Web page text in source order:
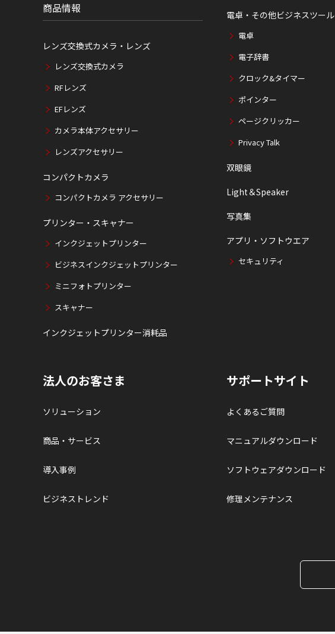
商品情報
レンズ交換式カメラ・レンズ
レンズ交換式カメラ
RFレンズ
EFレンズ
カメラ本体アクセサリー
レンズアクセサリー
コンパクトカメラ
コンパクトカメラ アクセサリー
プリンター・スキャナー
インクジェットプリンター
ビジネスインクジェットプリンター
ミニフォトプリンター
スキャナー
インクジェットプリンター消耗品
電卓・その他ビジネスツール
電卓
電子辞書
クロック&タイマー
ポインター
ページクリッカー
Privacy Talk
双眼鏡
Light＆Speaker
写真集
アプリ・ソフトウエア
セキュリティ
法人のお客さま
ソリューション
商品・サービス
導入事例
ビジネストレンド
サポートサイト
よくあるご質問
マニュアルダウンロード
ソフトウェアダウンロード
修理メンテナンス